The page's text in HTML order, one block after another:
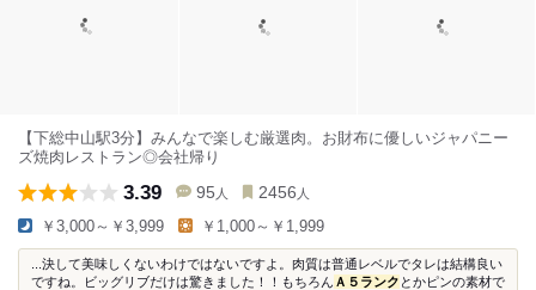
【下総中山駅3分】みんなで楽しむ厳選肉。お財布に優しいジャパニー
ズ焼肉レストラン◎会社帰り
3.39 95 人 2456 人
￥3,000～￥3,999 ￥1,000～￥1,999
...決して美味しくないわけではないですよ。肉質は普通レベルでタレは結構良い
ですね。ビッグリブだけは驚きました！！もちろん Ａ５ランク とかピンの素材で